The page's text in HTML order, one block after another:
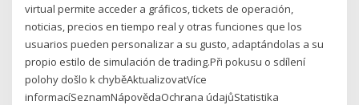
virtual permite acceder a gráficos, tickets de operación,
noticias, precios en tiempo real y otras funciones que los
usuarios pueden personalizar a su gusto, adaptándolas a su
propio estilo de simulación de trading.Při pokusu o sdílení
polohy došlo k chyběAktualizovatVíce
informacíSeznamNápovědaOchrana údajůStatistika